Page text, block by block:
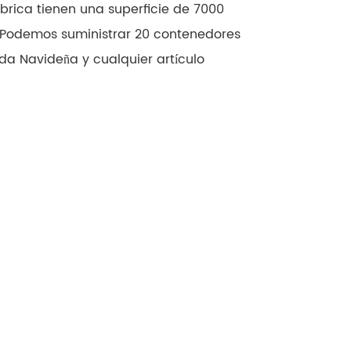
tienen una superficie de 7000
suministrar 20 contenedores
Navideña y cualquier artículo